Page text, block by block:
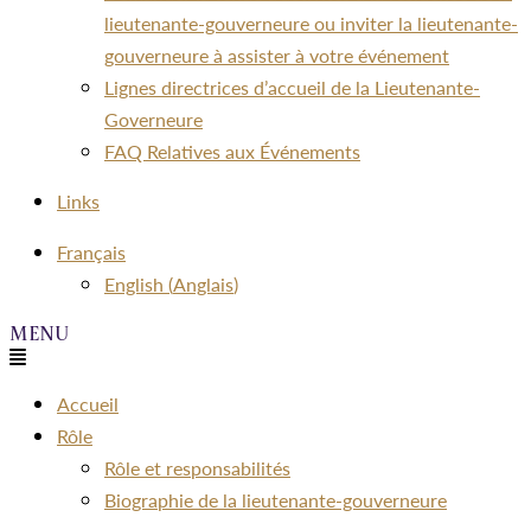
lieutenante-gouverneure ou inviter la lieutenante-
gouverneure à assister à votre événement
Lignes directrices d’accueil de la Lieutenante-
Governeure
FAQ Relatives aux Événements
Links
Menu
Français
English (Anglais)
Accueil
Rôle
Rôle et responsabilités
Biographie de la lieutenante-gouverneure